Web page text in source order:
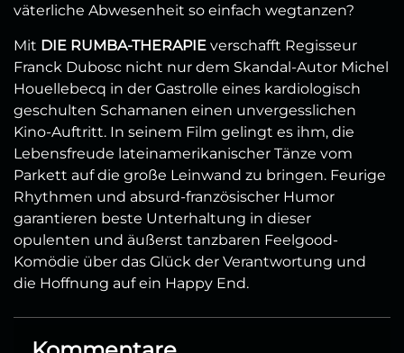
väterliche Abwesenheit so einfach wegtanzen?
Mit DIE RUMBA-THERAPIE verschafft Regisseur
Franck Dubosc nicht nur dem Skandal-Autor Michel
Houellebecq in der Gastrolle eines kardiologisch
geschulten Schamanen einen unvergesslichen
Kino-Auftritt. In seinem Film gelingt es ihm, die
Lebensfreude lateinamerikanischer Tänze vom
Parkett auf die große Leinwand zu bringen. Feurige
Rhythmen und absurd-französischer Humor
garantieren beste Unterhaltung in dieser
opulenten und äußerst tanzbaren Feelgood-
Komödie über das Glück der Verantwortung und
die Hoffnung auf ein Happy End.